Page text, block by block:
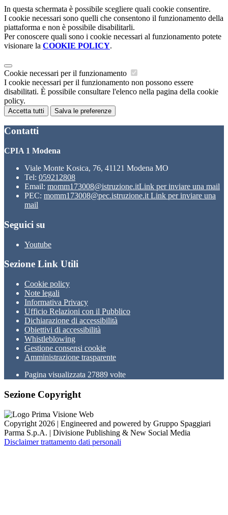
In questa schermata è possibile scegliere quali cookie consentire.
I cookie necessari sono quelli che consentono il funzionamento della
piattaforma e non è possibile disabilitarli.
Per conoscere quali sono i cookie necessari al funzionamento potete
visionare la COOKIE POLICY.
Cookie necessari per il funzionamento
I cookie necessari per il funzionamento non possono essere
disabilitati. È possibile consultare l'elenco nella pagina della cookie
policy.
Accetta tutti Salva le preferenze
Contatti
CPIA 1 Modena
Viale Monte Kosica, 76, 41121 Modena MO
Tel: 059212808
Email: momm173008@istruzione.itLink per inviare una mail
PEC: momm173008@pec.istruzione.it Link per inviare una
mail
Seguici su
Youtube
Sezione Link Utili
Cookie policy
Note legali
Informativa Privacy
Ufficio Relazioni con il Pubblico
Dichiarazione di accessibilità
Obiettivi di accessibilità
Whistleblowing
Gestione consensi cookie
Amministrazione trasparente
Pagina visualizzata 27889 volte
Sezione Copyright
Copyright 2026 | Engineered and powered by Gruppo Spaggiari
Parma S.p.A. | Divisione Publishing & New Social Media
Disclaimer trattamento dati personali